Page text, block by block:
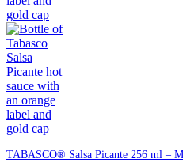
TABASCO® Salsa Picante 256 ml –